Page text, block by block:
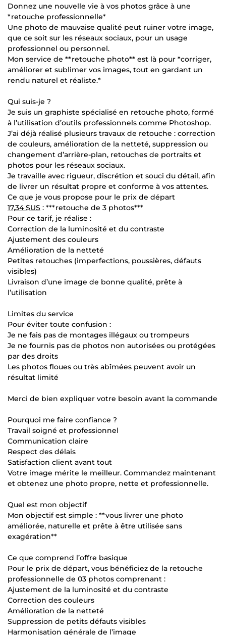
Donnez une nouvelle vie à vos photos grâce à une
*retouche professionnelle*
Une photo de mauvaise qualité peut ruiner votre image,
que ce soit sur les réseaux sociaux, pour un usage
professionnel ou personnel.
Mon service de **retouche photo** est là pour *corriger,
améliorer et sublimer vos images, tout en gardant un
rendu naturel et réaliste.*
Qui suis-je ?
Je suis un graphiste spécialisé en retouche photo, formé
à l’utilisation d’outils professionnels comme Photoshop.
J’ai déjà réalisé plusieurs travaux de retouche : correction
de couleurs, amélioration de la netteté, suppression ou
changement d’arrière-plan, retouches de portraits et
photos pour les réseaux sociaux.
Je travaille avec rigueur, discrétion et souci du détail, afin
de livrer un résultat propre et conforme à vos attentes.
Ce que je vous propose pour le prix de départ
17,34 $US : ***retouche de 3 photos***
Pour ce tarif, je réalise :
Correction de la luminosité et du contraste
Ajustement des couleurs
Amélioration de la netteté
Petites retouches (imperfections, poussières, défauts
visibles)
Livraison d’une image de bonne qualité, prête à
l’utilisation
Limites du service
Pour éviter toute confusion :
Je ne fais pas de montages illégaux ou trompeurs
Je ne fournis pas de photos non autorisées ou protégées
par des droits
Les photos floues ou très abîmées peuvent avoir un
résultat limité
Merci de bien expliquer votre besoin avant la commande
Pourquoi me faire confiance ?
Travail soigné et professionnel
Communication claire
Respect des délais
Satisfaction client avant tout
Votre image mérite le meilleur. Commandez maintenant
et obtenez une photo propre, nette et professionnelle.
Quel est mon objectif
Mon objectif est simple : **vous livrer une photo
améliorée, naturelle et prête à être utilisée sans
exagération**
Ce que comprend l’offre basique
Pour le prix de départ, vous bénéficiez de la retouche
professionnelle de 03 photos comprenant :
Ajustement de la luminosité et du contraste
Correction des couleurs
Amélioration de la netteté
Suppression de petits défauts visibles
Harmonisation générale de l’image